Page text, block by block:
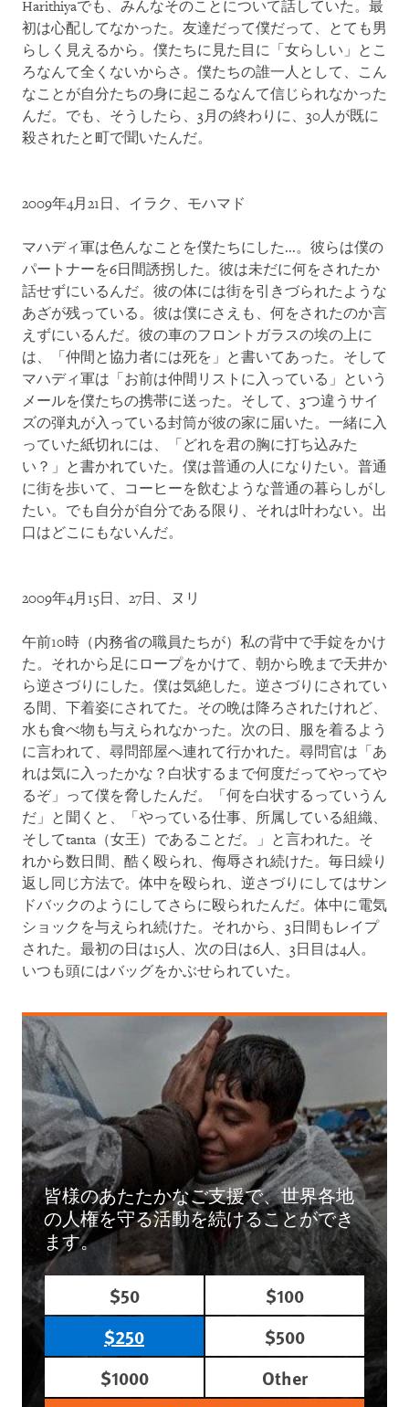
Harithiyaでも、みんなそのことについて話していた。最
初は心配してなかった。友達だって僕だって、とても男
らしく見えるから。僕たちに見た目に「女らしい」とこ
ろなんて全くないからさ。僕たちの誰一人として、こん
なことが自分たちの身に起こるなんて信じられなかった
んだ。でも、そうしたら、3月の終わりに、30人が既に
殺されたと町で聞いたんだ。
2009年4月21日、イラク、モハマド
マハディ軍は色んなことを僕たちにした...。彼らは僕の
パートナーを6日間誘拐した。彼は未だに何をされたか
話せずにいるんだ。彼の体には街を引きづられたような
あざが残っている。彼は僕にさえも、何をされたのか言
えずにいるんだ。彼の車のフロントガラスの埃の上に
は、「仲間と協力者には死を」と書いてあった。そして
マハディ軍は「お前は仲間リストに入っている」という
メールを僕たちの携帯に送った。そして、3つ違うサイ
ズの弾丸が入っている封筒が彼の家に届いた。一緒に入
っていた紙切れには、「どれを君の胸に打ち込みた
い？」と書かれていた。僕は普通の人になりたい。普通
に街を歩いて、コーヒーを飲むような普通の暮らしがし
たい。でも自分が自分である限り、それは叶わない。出
口はどこにもないんだ。
2009年4月15日、27日、ヌリ
午前10時（内務省の職員たちが）私の背中で手錠をかけ
た。それから足にロープをかけて、朝から晩まで天井か
ら逆さづりにした。僕は気絶した。逆さづりにされてい
る間、下着姿にされてた。その晩は降ろされたけれど、
水も食べ物も与えられなかった。次の日、服を着るよう
に言われて、尋問部屋へ連れて行かれた。尋問官は「あ
れは気に入ったかな？白状するまで何度だってやってや
るぞ」って僕を脅したんだ。「何を白状するっていうん
だ」と聞くと、「やっている仕事、所属している組織、
そしてtanta（女王）であることだ。」と言われた。そ
れから数日間、酷く殴られ、侮辱され続けた。毎日繰り
返し同じ方法で。体中を殴られ、逆さづりにしてはサン
ドバックのようにしてさらに殴られたんだ。体中に電気
ショックを与えられ続けた。それから、3日間もレイプ
された。最初の日は15人、次の日は6人、3日目は4人。
いつも頭にはバッグをかぶせられていた。
皆様のあたたかなご支援で、世界各地
の人権を守る活動を続けることができ
ます。
$50
$100
$250
$500
$1000
Other